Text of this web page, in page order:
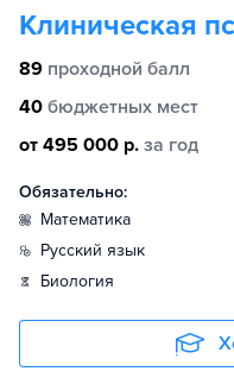
Клиническая
89 проходной балл
40 бюджетных мест
от 495 000 р. за год
Обязательно:
математика
русский язык
биология